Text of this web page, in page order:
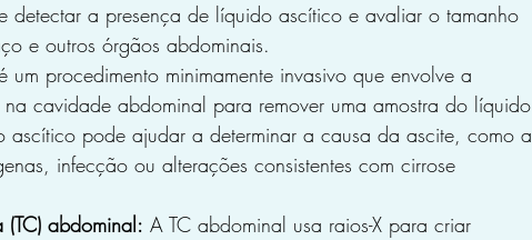
detectar a presença de líquido ascítico e avaliar o tamanho
e outros órgãos abdominais.
um procedimento minimamente invasivo que envolve a
cavidade abdominal para remover uma amostra do líquido
pode ajudar a determinar a causa da ascite, como a
infecção ou alterações consistentes com cirrose
abdominal: A TC abdominal usa raios-X para criar